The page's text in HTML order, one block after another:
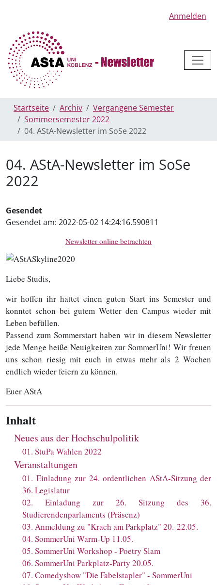
Anmelden
Startseite Archiv
Vergangene Semester
Sommersemester 2022
04. AStA-Newsletter im SoSe 2022
04. AStA-Newsletter im SoSe
2022
Gesendet
Gesendet am: 2022-05-02 14:24:16.590811
Newsletter online betrachten
Liebe Studis,
wir hoffen ihr hattet einen guten Start ins Semester und
konntet schon bei gutem Wetter den Campus wieder mit
Leben befüllen.
Passend zum Sommerstart haben wir in diesem Newsletter
jede Menge heiße Neuigkeiten zur SommerUni! Wir freuen
uns schon riesig mit euch in etwas mehr als 2 Wochen
endlich wieder feiern zu können.
Euer AStA
Inhalt
Neues aus der Hochschulpolitik
01. StuPa Wahlen 2022
Veranstaltungen
01. Einladung zur 24. ordentlichen AStA-Sitzung der
36. Legislatur
02. Einladung zur 26. Sitzung des 36.
Studierendenparlaments (Präsenz)
03. Anmeldung zu "Krach am Parkplatz" 20.-22.05.
04. SommerUni Warm-Up 11.05.
05. SommerUni Workshop - Poetry Slam
06. SommerUni Parkplatz-Party 20.05.
07. Comedyshow "Die Fabelstapler" - SommerUni